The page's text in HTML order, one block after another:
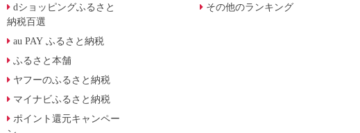
dショッピングふるさと
納税百選
au PAY ふるさと納税
ふるさと本舗
ヤフーのふるさと納税
マイナビふるさと納税
ポイント還元キャンペー
その他のランキング